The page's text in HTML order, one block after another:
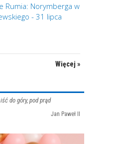
Rumia: Norymberga w
- 31 lipca
Więcej »
do góry, pod prąd
Jan Paweł II